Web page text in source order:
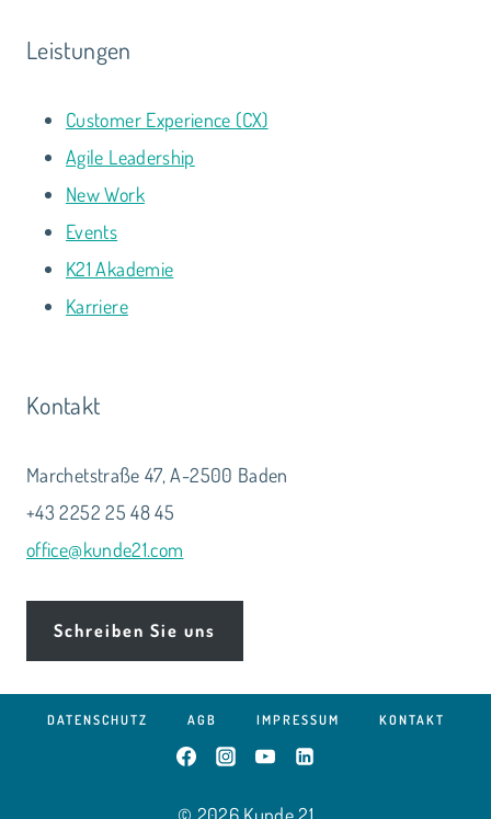
Leistungen
Customer Experience (CX)
Agile Leadership
New Work
Events
K21 Akademie
Karriere
Kontakt
Marchetstraße 47, A-2500 Baden
+43 2252 25 48 45
office@kunde21.com
Schreiben Sie uns
DATENSCHUTZ AGB IMPRESSUM KONTAKT